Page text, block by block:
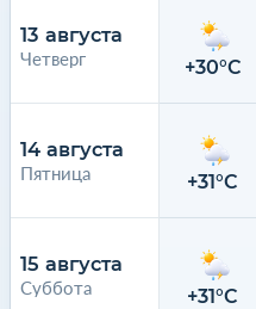
13 августа
Четверг
14 августа
Пятница
15 августа
Суббота
+30°C
+31°C
+31°C